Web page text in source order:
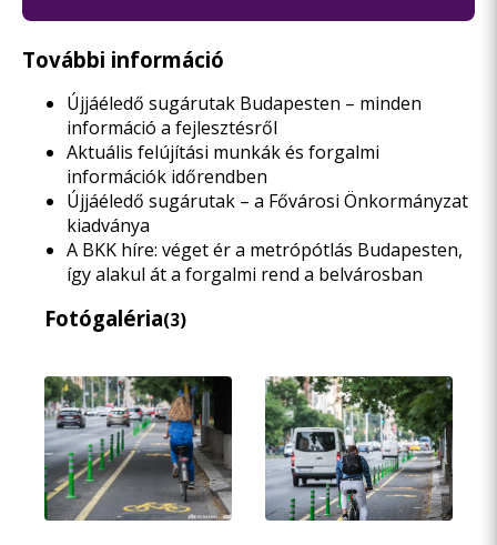
További információ
Újjáéledő sugárutak Budapesten – minden
információ a fejlesztésről
Aktuális felújítási munkák és forgalmi
információk időrendben
Újjáéledő sugárutak – a Fővárosi Önkormányzat
kiadványa
A BKK híre: véget ér a metrópótlás Budapesten,
így alakul át a forgalmi rend a belvárosban
Fotógaléria(3)